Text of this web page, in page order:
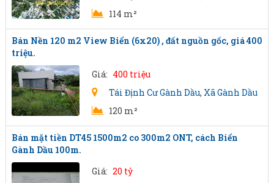
114 m²
Bán Nền 120 m2 View Biển (6x20) , đất nguồn gốc, giá 400
triệu.
Giá: 400 triệu
Tái Định Cư Gành Dầu, Xã Gành Dầu
120 m²
Bán mặt tiền DT45 1500m2 co 300m2 ONT, cách Biển
Gành Dầu 100m.
Giá: 20 tỷ